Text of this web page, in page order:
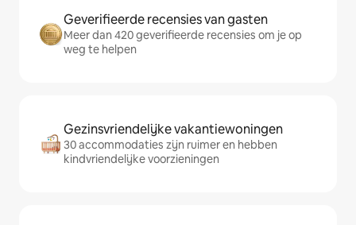
Geverifieerde recensies van gasten
Meer dan 420 geverifieerde recensies om je op
weg te helpen
Gezinsvriendelijke vakantiewoningen
30 accommodaties zijn ruimer en hebben
kindvriendelijke voorzieningen